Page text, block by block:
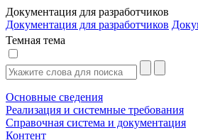
Документация для разработчиков
Документация для разработчиков
Темная тема
Основные сведения
Реализация и системные требования
Справочная система и документация
Контент